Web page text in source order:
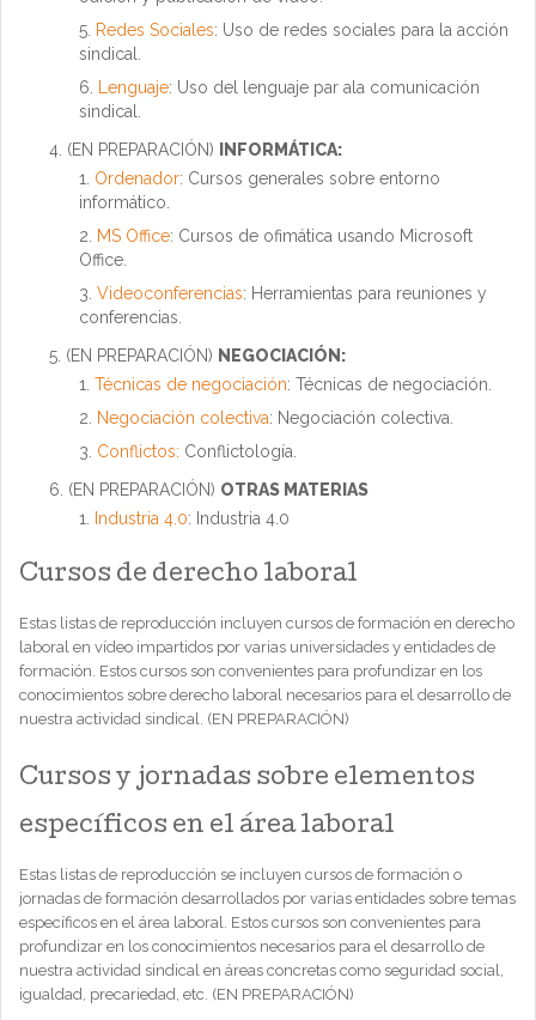
Redes Sociales: Uso de redes sociales para la acción
sindical.
Lenguaje: Uso del lenguaje par ala comunicación
sindical.
(EN PREPARACIÓN)
INFORMÁTICA:
Ordenador: Cursos generales sobre entorno
informático.
MS Office: Cursos de ofimática usando Microsoft
Office.
Videoconferencias: Herramientas para reuniones y
conferencias.
(EN PREPARACIÓN) NEGOCIACIÓN:
Técnicas de negociación: Técnicas de negociación.
Negociación colectiva: Negociación colectiva.
Conflictos: Conflictología.
(EN PREPARACIÓN) OTRAS MATERIAS
Industria 4.0: Industria 4.0
Cursos de derecho laboral
Estas listas de reproducción incluyen cursos de formación en derecho
laboral en vídeo impartidos por varias universidades y entidades de
formación. Estos cursos son convenientes para profundizar en los
conocimientos sobre derecho laboral necesarios para el desarrollo de
nuestra actividad sindical. (EN PREPARACIÓN)
Cursos y jornadas sobre elementos
específicos en el área laboral
Estas listas de reproducción se incluyen cursos de formación o
jornadas de formación desarrollados por varias entidades sobre temas
específicos en el área laboral. Estos cursos son convenientes para
profundizar en los conocimientos necesarios para el desarrollo de
nuestra actividad sindical en áreas concretas como seguridad social,
igualdad, precariedad, etc. (EN PREPARACIÓN)